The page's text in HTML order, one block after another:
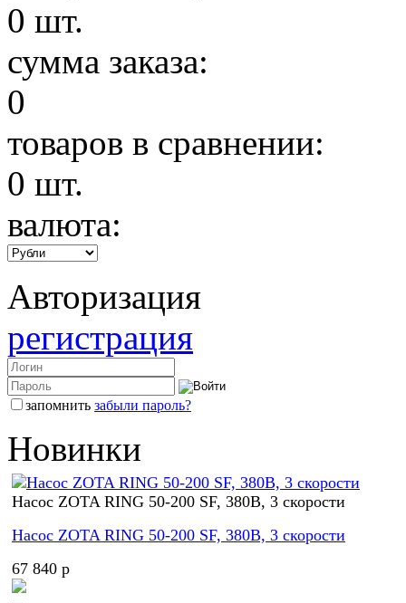
0 шт.
сумма заказа:
0
товаров в сравнении:
0 шт.
валюта:
Авторизация
регистрация
запомнить забыли пароль?
Новинки
Насос ZOTA RING 50-200 SF, 380В, 3 скорости
Насос ZOTA RING 50-200 SF, 380В, 3 скорости
67 840 p